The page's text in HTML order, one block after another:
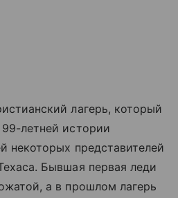
лагерь, который
летней истории
некоторых представителей
Бывшая первая леди
а в прошлом лагерь